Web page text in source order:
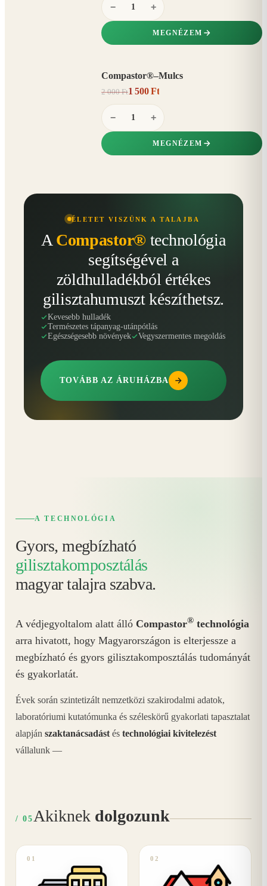
− +
MEGNÉZEM
Compastor®–Mulcs
2 000 Ft1 500 Ft
− +
MEGNÉZEM
ÉLETET VISZÜNK A TALAJBA
A Compastor® technológia
segítségével a
zöldhulladékból értékes
gilisztahumuszt készíthetsz.
Kevesebb hulladék
Természetes tápanyag-utánpótlás
Egészségesebb növények
Vegyszermentes megoldás
TOVÁBB AZ ÁRUHÁZBA
A TECHNOLÓGIA
Gyors, megbízható
gilisztakomposztálás
magyar talajra szabva.
A védjegyoltalom alatt álló Compastor® technológia
arra hivatott, hogy Magyarországon is elterjessze a
megbízható és gyors gilisztakomposztálás tudományát
és gyakorlatát.
Évek során szintetizált nemzetközi szakirodalmi adatok,
laboratóriumi kutatómunka és széleskörű gyakorlati tapasztalat
alapján szaktanácsadást és technológiai kivitelezést
vállalunk —
/ 05 Akiknek dolgozunk
01 02